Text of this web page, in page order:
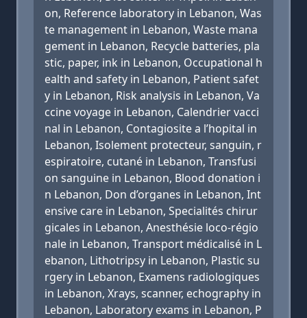
on, Reference laboratory in Lebanon, Was
te management in Lebanon, Waste mana
gement in Lebanon, Recycle batteries, pla
stic, paper, ink in Lebanon, Occupational h
ealth and safety in Lebanon, Patient safet
y in Lebanon, Risk analysis in Lebanon, Va
ccine voyage in Lebanon, Calendrier vacci
nal in Lebanon, Contagiosite a l’hopital in
Lebanon, Isolement protecteur, sanguin, r
espiratoire, cutané in Lebanon, Transfusi
on sanguine in Lebanon, Blood donation i
n Lebanon, Don d’organes in Lebanon, Int
ensive care in Lebanon, Specialités chirur
gicales in Lebanon, Anesthésie loco-régio
nale in Lebanon, Transport médicalisé in L
ebanon, Lithotripsy in Lebanon, Plastic su
rgery in Lebanon, Examens radiologiques
in Lebanon, Xrays, scanner, echography in
Lebanon, Laboratory exams in Lebanon, P